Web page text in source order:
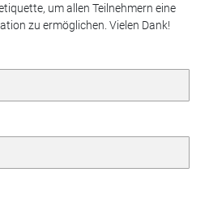
um allen Teilnehmern eine
zu ermöglichen. Vielen Dank!